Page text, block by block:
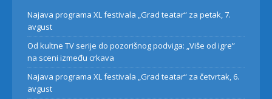
Najava programa XL festivala „Grad teatar“ za petak, 7.
avgust
Od kultne TV serije do pozorišnog podviga: „Više od igre”
na sceni između crkava
Najava programa XL festivala „Grad teatar“ za četvrtak, 6.
avgust